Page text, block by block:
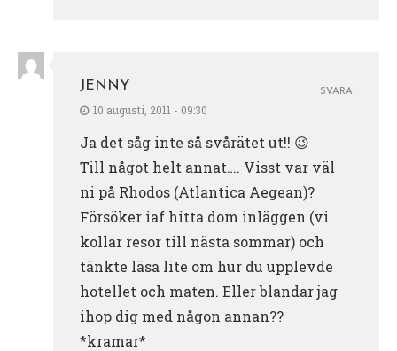
JENNY
10 augusti, 2011 - 09:30
Ja det såg inte så svårätet ut!! 😉
Till något helt annat…. Visst var väl
ni på Rhodos (Atlantica Aegean)?
Försöker iaf hitta dom inläggen (vi
kollar resor till nästa sommar) och
tänkte läsa lite om hur du upplevde
hotellet och maten. Eller blandar jag
ihop dig med någon annan??
*kramar*
SVARA